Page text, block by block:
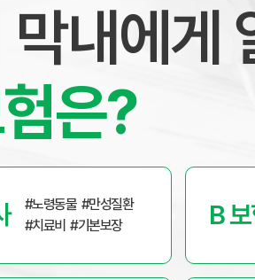
막내에게
은?
#노령동물 #만성질환
#치료비 #기본보장 B
금했어요.
물의 질병이나 상해로 인한 의료비와 경제